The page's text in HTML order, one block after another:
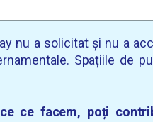
nu a solicitat și nu a
Spațiile de
ce facem, poți